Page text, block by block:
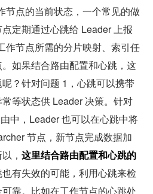
节点的当前状态，一个常见的做
定期通过心跳给 Leader 上报
作节点所需的分片映射、索引任
如果结合路由配置和心跳，这
？针对问题 1，心跳可以携带
等状态供 Leader 决策。针对
中，Leader 也可以在心跳中将
节点，新节点完成数据加
， 这里结合路由配置和心跳的
有失效的可能，利用心跳来检
靠。比如在工作节点的心跳处